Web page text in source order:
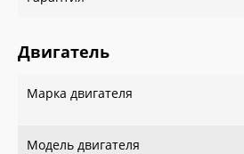
Двигатель
Марка двигателя
Модель двигателя